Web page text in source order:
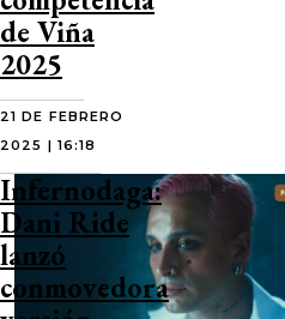
de Viña
2025
21 DE FEBRERO
2025 | 16:18
Infernodaga:
Dani Ride
lanzó
conmovedora